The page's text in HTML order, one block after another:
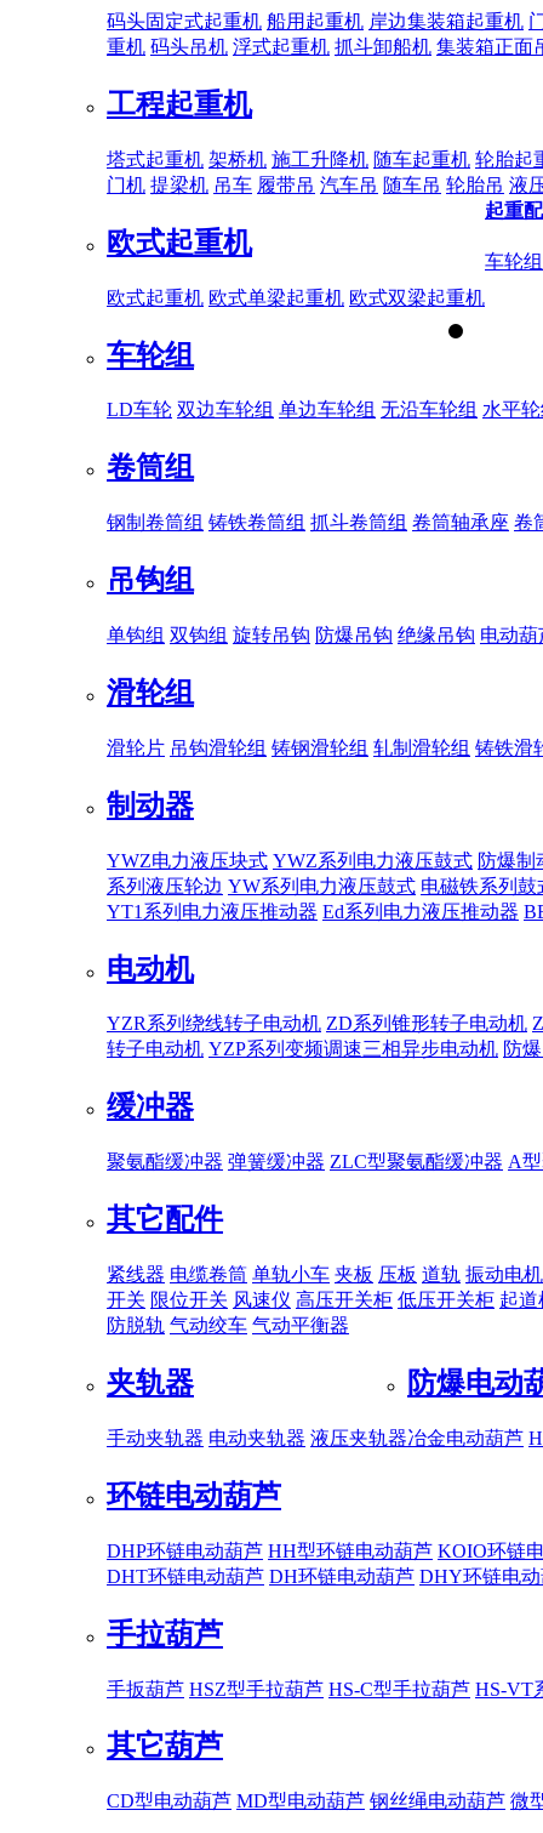
码头固定式起重机 船用起重机 岸边集装箱起重机
重机 码头吊机 浮式起重机 抓斗卸船机 集装箱正面
工程起重机
塔式起重机 架桥机 施工升降机 随车起重机 轮胎起
门机 提梁机 吊车 履带吊 汽车吊 随车吊 轮胎吊 液
欧式起重机
欧式起重机 欧式单梁起重机 欧式双梁起重机
起重
车轮组
车轮组
LD车轮 双边车轮组 单边车轮组 无沿车轮组 水平
卷筒组
钢制卷筒组 铸铁卷筒组 抓斗卷筒组 卷筒轴承座 卷
吊钩组
单钩组 双钩组 旋转吊钩 防爆吊钩 绝缘吊钩 电动
滑轮组
滑轮片 吊钩滑轮组 铸钢滑轮组 轧制滑轮组 铸铁滑
制动器
YWZ电力液压块式 YWZ系列电力液压鼓式 防爆制
系列液压轮边 YW系列电力液压鼓式 电磁铁系列鼓
YT1系列电力液压推动器 Ed系列电力液压推动器
电动机
YZR系列绕线转子电动机 ZD系列锥形转子电动机
转子电动机 YZP系列变频调速三相异步电动机 防
缓冲器
聚氨酯缓冲器 弹簧缓冲器 ZLC型聚氨酯缓冲器 A
其它配件
紧线器 电缆卷筒 单轨小车 夹板 压板 道轨 振动电机
开关 限位开关 风速仪 高压开关柜 低压开关柜 起道
防脱轨 气动绞车 气动平衡器
夹轨器
手动夹轨器 电动夹轨器 液压夹轨器
防爆电动
冶金电动葫芦
环链电动葫芦
DHP环链电动葫芦 HH型环链电动葫芦 KOIO环链
DHT环链电动葫芦 DH环链电动葫芦 DHY环链电
手拉葫芦
手扳葫芦 HSZ型手拉葫芦 HS-C型手拉葫芦 HS-VT
其它葫芦
CD型电动葫芦 MD型电动葫芦 钢丝绳电动葫芦 微